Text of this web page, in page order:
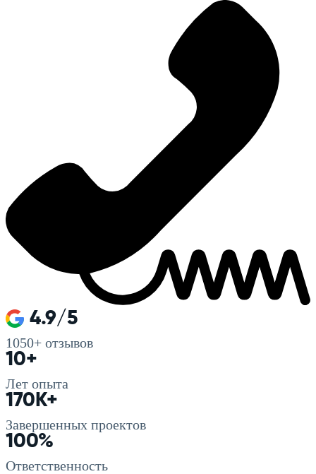
4.9/5
1050+ отзывов
10+
Лет опыта
170K+
Завершенных проектов
100%
Ответственность